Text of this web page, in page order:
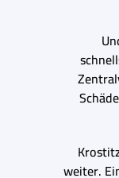
weiter.